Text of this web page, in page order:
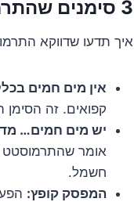
3 סימנים שהתרמוסטט שלכם אומר "ביי ביי"
איך תדעו שדווקא
אין מים חמים
קפואים. זה
יש מים חמים…
אומר שהתרמוסטט
חשמל.
המפסק קופץ: